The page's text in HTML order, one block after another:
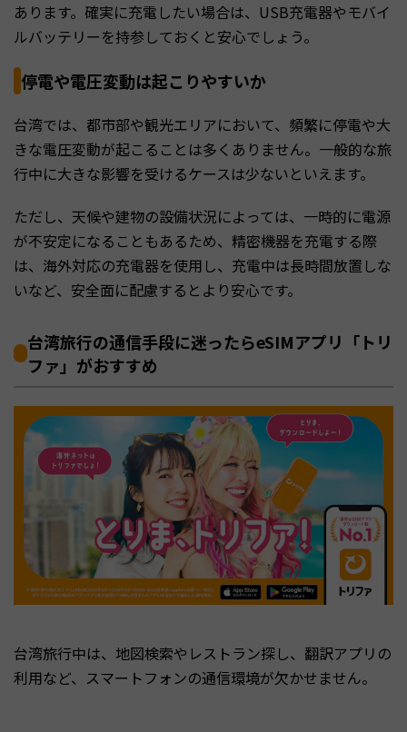
あります。確実に充電したい場合は、USB充電器やモバイ
ルバッテリーを持参しておくと安心でしょう。
停電や電圧変動は起こりやすいか
台湾では、都市部や観光エリアにおいて、頻繁に停電や大
きな電圧変動が起こることは多くありません。一般的な旅
行中に大きな影響を受けるケースは少ないといえます。
ただし、天候や建物の設備状況によっては、一時的に電源
が不安定になることもあるため、精密機器を充電する際
は、海外対応の充電器を使用し、充電中は長時間放置しな
いなど、安全面に配慮するとより安心です。
台湾旅行の通信手段に迷ったらeSIMアプリ「トリ
ファ」がおすすめ
台湾旅行中は、地図検索やレストラン探し、翻訳アプリの
利用など、スマートフォンの通信環境が欠かせません。